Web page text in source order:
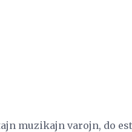
muzikajn varojn, do